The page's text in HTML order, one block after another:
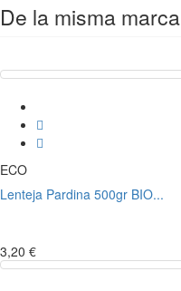
De la misma marca
ECO
Lenteja Pardina 500gr BIO...
3,20 €